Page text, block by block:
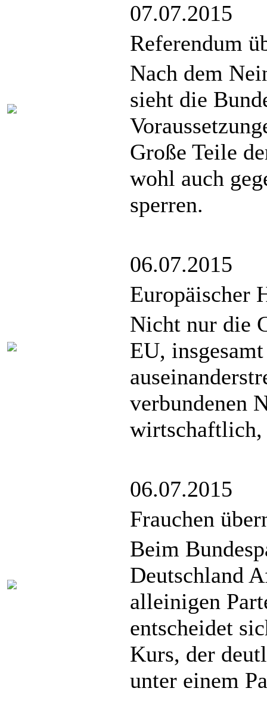
07.07.2015
Referendum
Nach dem
sieht die
Große Teile
wohl auch
sperren.
06.07.2015
Europäischer
Nicht nur die
EU,
verbundenen
wirtschaftlich,
06.07.2015
Frauchen
Beim
Deutschland
alleinigen
entscheidet
Kurs, der
unter einem